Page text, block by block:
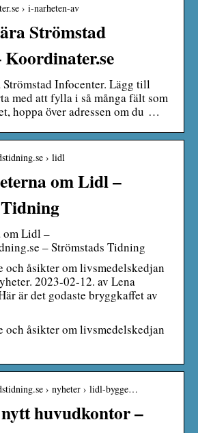
› i-narheten-av
Strömstad
Infocenter. Lägg till
med att fylla i så många fält som
hoppa över adressen om du …
› lidl
om Lidl –
om Lidl –
– Strömstads Tidning
och åsikter om livsmedelskedjan
2023-02-12. av Lena
är det godaste bryggkaffet av
och åsikter om livsmedelskedjan
› nyheter › lidl-bygge…
huvudkontor –